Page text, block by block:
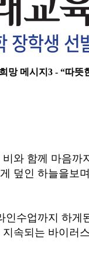
망 메시지3 - “따뜻
와 함께 마음까
덮인 하늘을보
인수업까지 하게
속되는 바이러